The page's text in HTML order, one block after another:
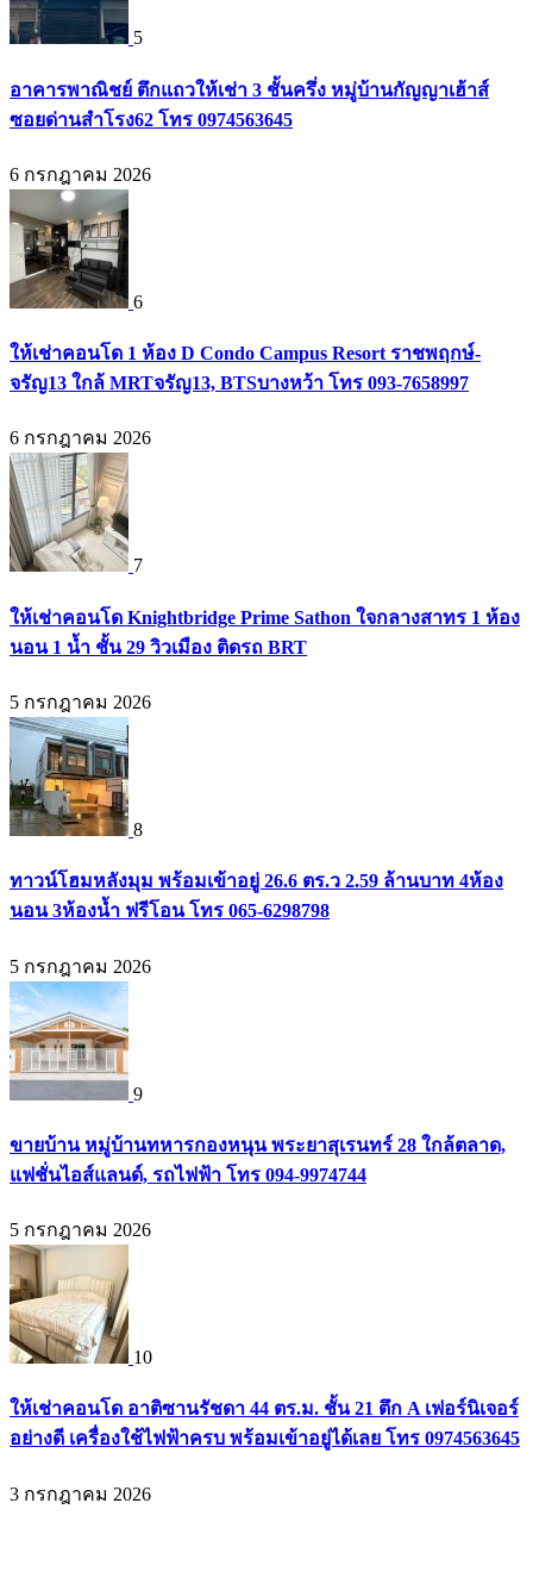
5
อาคารพาณิชย์ ตึกแถวให้เช่า 3 ชั้นครึ่ง หมู่บ้านกัญญาเฮ้าส์
ซอยด่านสำโรง62 โทร 0974563645
6 กรกฎาคม 2026
6
ให้เช่าคอนโด 1 ห้อง D Condo Campus Resort ราชพฤกษ์-
จรัญ13 ใกล้ MRTจรัญ13, BTSบางหว้า โทร 093-7658997
6 กรกฎาคม 2026
7
ให้เช่าคอนโด Knightbridge Prime Sathon ใจกลางสาทร 1 ห้อง
นอน 1 น้ำ ชั้น 29 วิวเมือง ติดรถ BRT
5 กรกฎาคม 2026
8
ทาวน์โฮมหลังมุม พร้อมเข้าอยู่ 26.6 ตร.ว 2.59 ล้านบาท 4ห้อง
นอน 3ห้องน้ำ ฟรีโอน โทร 065-6298798
5 กรกฎาคม 2026
9
ขายบ้าน หมู่บ้านทหารกองหนุน พระยาสุเรนทร์ 28 ใกล้ตลาด,
แฟชั่นไอส์แลนด์, รถไฟฟ้า โทร 094-9974744
5 กรกฎาคม 2026
10
ให้เช่าคอนโด อาติซานรัชดา 44 ตร.ม. ชั้น 21 ตึก A เฟอร์นิเจอร์
อย่างดี เครื่องใช้ไฟฟ้าครบ พร้อมเข้าอยู่ได้เลย โทร 0974563645
3 กรกฎาคม 2026